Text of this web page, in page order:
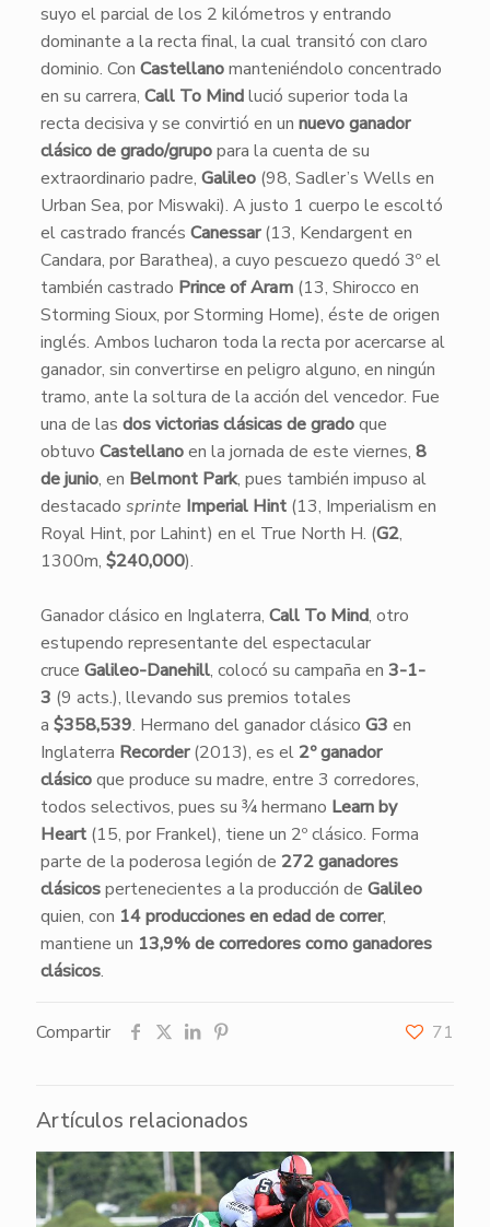
suyo el parcial de los 2 kilómetros y entrando
dominante a la recta final, la cual transitó con claro
dominio. Con Castellanomanteniéndolo concentrado
en su carrera, Call To Mindlució superior toda la
recta decisiva y se convirtió en un nuevo ganador
clásico de grado/grupopara la cuenta de su
extraordinario padre, Galileo(98, Sadler’s Wells en
Urban Sea, por Miswaki). A justo 1 cuerpo le escoltó
el castrado francés Canessar(13, Kendargent en
Candara, por Barathea), a cuyo pescuezo quedó 3º el
también castrado Prince of Aram(13, Shirocco en
Storming Sioux, por Storming Home), éste de origen
inglés. Ambos lucharon toda la recta por acercarse al
ganador, sin convertirse en peligro alguno, en ningún
tramo, ante la soltura de la acción del vencedor. Fue
una de las dos victorias clásicas de gradoque
obtuvo Castellanoen la jornada de este viernes, 8
de junio, en Belmont Park, pues también impuso al
destacado sprinte Imperial Hint(13, Imperialism en
Royal Hint, por Lahint) en el True North H. (G2,
1300m, $240,000).
Ganador clásico en Inglaterra, Call To Mind, otro
estupendo representante del espectacular
cruce Galileo-Danehill, colocó su campaña en 3-1-
3 (9 acts.), llevando sus premios totales
a $358,539. Hermano del ganador clásico G3 en
Inglaterra Recorder(2013), es el 2º ganador
clásicoque produce su madre, entre 3 corredores,
todos selectivos, pues su ¾ hermano Learn by
Heart(15, por Frankel), tiene un 2º clásico. Forma
parte de la poderosa legión de 272 ganadores
clásicospertenecientes a la producción de Galileo
quien, con 14 producciones en edad de correr,
mantiene un 13,9% de corredores como ganadores
clásicos.
Compartir 71
Artículos relacionados